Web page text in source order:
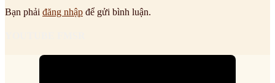
Bạn phải đăng nhập để gửi bình luận.